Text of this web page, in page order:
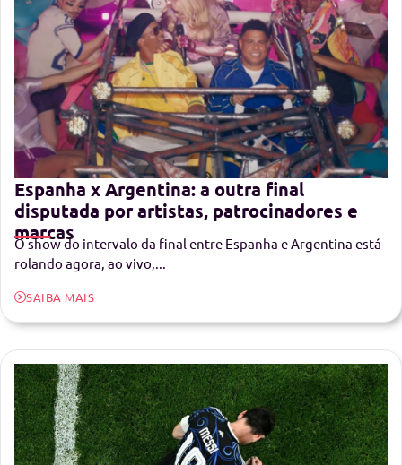
Espanha x Argentina: a outra final
disputada por artistas, patrocinadores e
marcas
O show do intervalo da final entre Espanha e Argentina está
rolando agora, ao vivo,...
SAIBA MAIS